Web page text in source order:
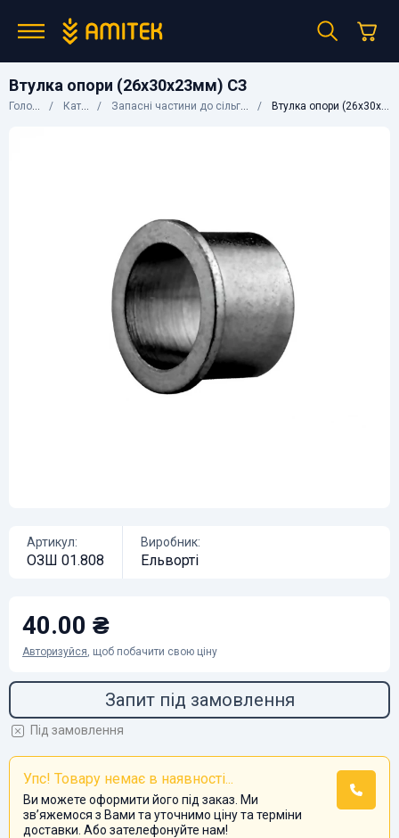
Втулка опори (26х30х23мм) СЗ
Головна Каталог Запасні частини до сільгосптехніки Втулка опори (26х30х23мм) СЗ
Артикул:
ОЗШ 01.808
Виробник:
Ельворті
40.00 ₴
Авторизуйся, щоб побачити свою ціну
Запит під замовлення
Під замовлення
Упс! Товару немає в наявності...
Ви можете оформити його під заказ. Ми
звʼяжемося з Вами та уточнимо ціну та терміни
доставки. Або зателефонуйте нам!